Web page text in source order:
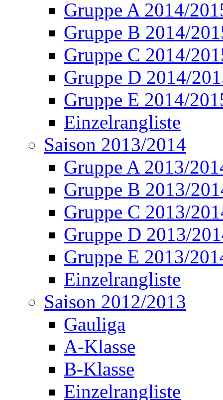
Gruppe A 2014/
Gruppe B 2014/
Gruppe C 2014/
Gruppe D 2014/
Gruppe E 2014/
Einzelrangliste
Saison 2013/2014
Gruppe A 2013/
Gruppe B 2013/
Gruppe C 2013/
Gruppe D 2013/
Gruppe E 2013/
Einzelrangliste
Saison 2012/2013
Gauliga
A-Klasse
B-Klasse
Einzelrangliste